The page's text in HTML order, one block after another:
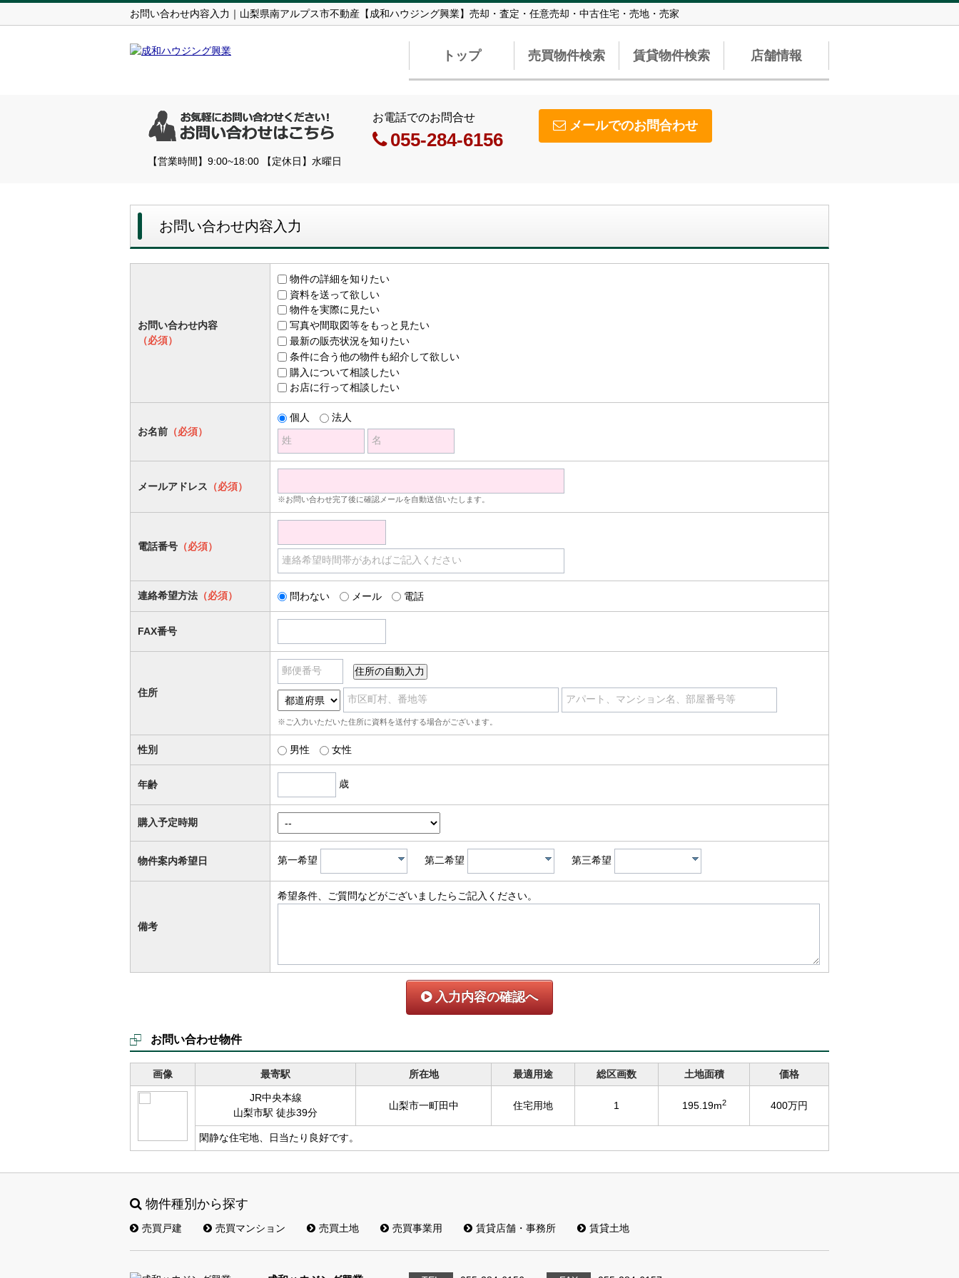
お問い合わせ内容入力｜山梨県南アルプス市不動産【成和ハウジング興業】売却・査定・任意売却・中古住宅・売地・売家
トップ 売買物件検索 賃貸物件検索 店舗情報
お電話でのお問合せ
055-284-6156
メールでのお問合わせ
【営業時間】9:00~18:00 【定休日】水曜日
お問い合わせ内容入力
お問い合わせ内容
（必須）
物件の詳細を知りたい
資料を送って欲しい
物件を実際に見たい
写真や間取図等をもっと見たい
最新の販売状況を知りたい
条件に合う他の物件も紹介して欲しい
購入について相談したい
お店に行って相談したい
お名前 （必須）
個人
法人
姓
名
メールアドレス （必須）
※お問い合わせ完了後に確認メールを自動送信いたします。
電話番号 （必須）
連絡希望時間帯があればご記入ください
連絡希望方法 （必須） 問わない メール 電話
FAX番号
住所
郵便番号
市区町村、番地等 アパート、マンション名、部屋番号等
※ご入力いただいた住所に資料を送付する場合がございます。
性別 男性 女性
年齢 歳
購入予定時期
物件案内希望日 第一希望 第二希望 第三希望
備考
希望条件、ご質問などがございましたらご記入ください。
入力内容の確認へ
お問い合わせ物件
画像 最寄駅 所在地 最適用途 総区画数 土地面積 価格
JR中央本線
山梨市駅 徒歩39分
山梨市一町田中 住宅用地 1 195.19m2 400万円
閑静な住宅地、日当たり良好です。
物件種別から探す
売買戸建 売買マンション 売買土地 売買事業用 賃貸店舗・事務所 賃貸土地